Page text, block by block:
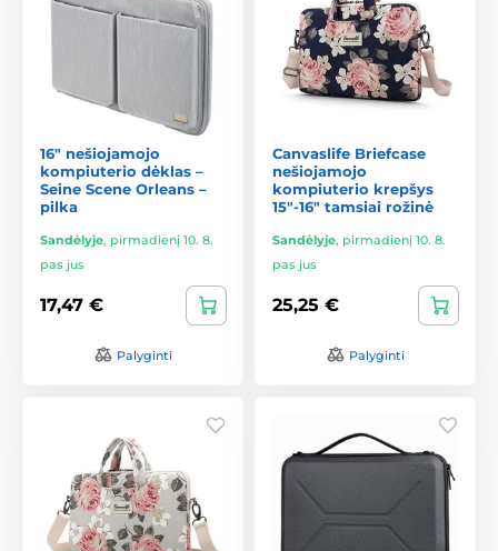
16" nešiojamojo
kompiuterio dėklas –
Seine Scene Orleans –
pilka
Sandėlyje, pirmadienį 10. 8.
pas jus
17,47 €
Palyginti
Canvaslife Briefcase
nešiojamojo
kompiuterio krepšys
15"-16" tamsiai rožinė
Sandėlyje, pirmadienį 10. 8.
pas jus
25,25 €
Palyginti